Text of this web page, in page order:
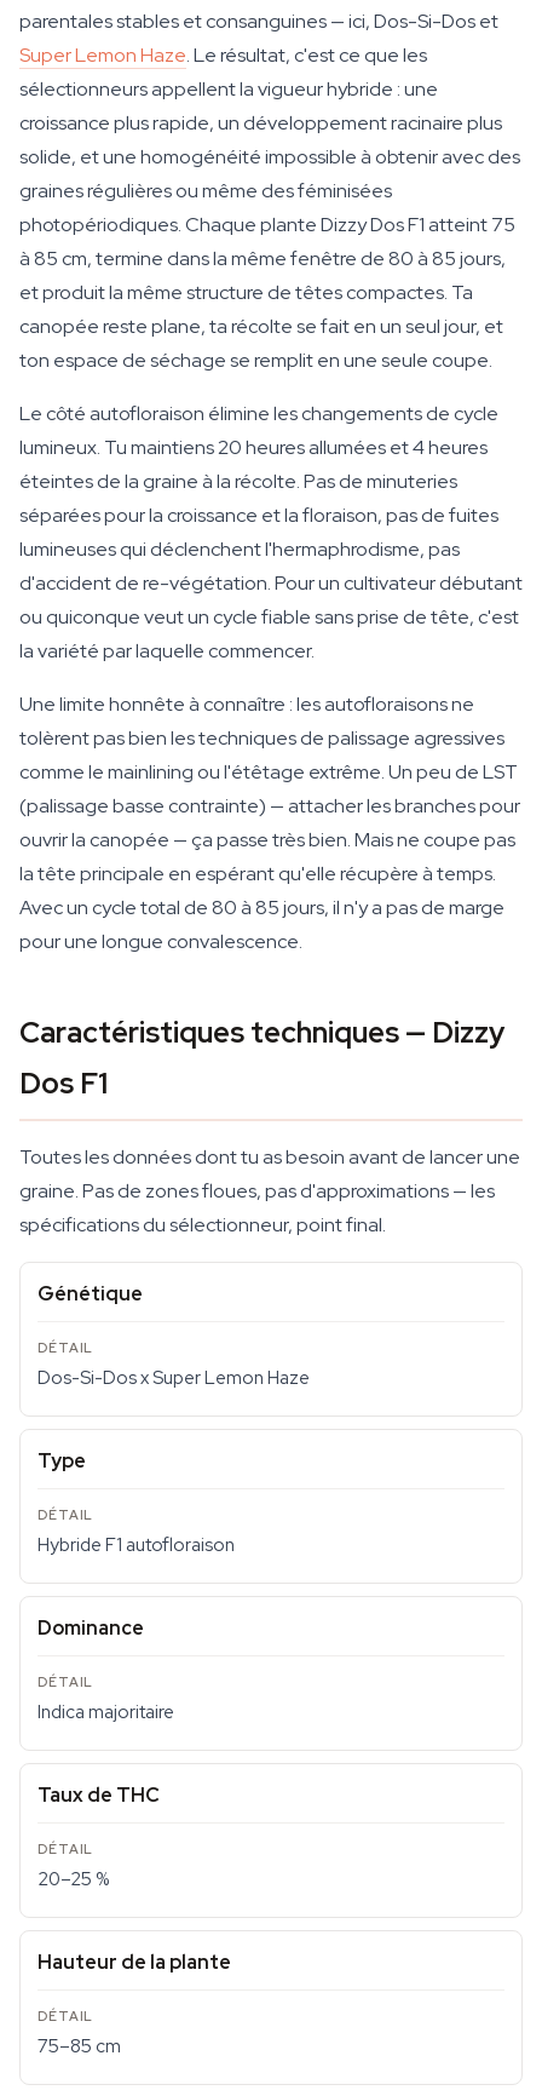
parentales stables et consanguines — ici, Dos-Si-Dos et
Super Lemon Haze. Le résultat, c'est ce que les
sélectionneurs appellent la vigueur hybride : une
croissance plus rapide, un développement racinaire plus
solide, et une homogénéité impossible à obtenir avec des
graines régulières ou même des féminisées
photopériodiques. Chaque plante Dizzy Dos F1 atteint 75
à 85 cm, termine dans la même fenêtre de 80 à 85 jours,
et produit la même structure de têtes compactes. Ta
canopée reste plane, ta récolte se fait en un seul jour, et
ton espace de séchage se remplit en une seule coupe.
Le côté autofloraison élimine les changements de cycle
lumineux. Tu maintiens 20 heures allumées et 4 heures
éteintes de la graine à la récolte. Pas de minuteries
séparées pour la croissance et la floraison, pas de fuites
lumineuses qui déclenchent l'hermaphrodisme, pas
d'accident de re-végétation. Pour un cultivateur débutant
ou quiconque veut un cycle fiable sans prise de tête, c'est
la variété par laquelle commencer.
Une limite honnête à connaître : les autofloraisons ne
tolèrent pas bien les techniques de palissage agressives
comme le mainlining ou l'étêtage extrême. Un peu de LST
(palissage basse contrainte) — attacher les branches pour
ouvrir la canopée — ça passe très bien. Mais ne coupe pas
la tête principale en espérant qu'elle récupère à temps.
Avec un cycle total de 80 à 85 jours, il n'y a pas de marge
pour une longue convalescence.
Caractéristiques techniques — Dizzy
Dos F1
Toutes les données dont tu as besoin avant de lancer une
graine. Pas de zones floues, pas d'approximations — les
spécifications du sélectionneur, point final.
Génétique
Dos-Si-Dos x Super Lemon Haze
Type
Hybride F1 autofloraison
Dominance
Indica majoritaire
Taux de THC
20–25 %
Hauteur de la plante
75–85 cm